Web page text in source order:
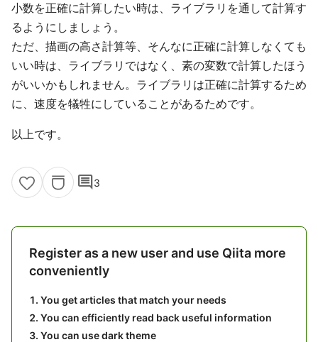
小数を正確に計算したい時は、ライブラリを通して計算す
るようにしましょう。
ただ、描画の高さ計算等、そんなに正確に計算しなくても
いい時は、ライブラリではなく、素の変数で計算したほう
がいいかもしれません。ライブラリは正確に計算するため
に、速度を犠牲にしていることがあるためです。
以上です。
comment3
Register as a new user and use Qiita more
conveniently
You get articles that match your needs
You can efficiently read back useful information
You can use dark theme